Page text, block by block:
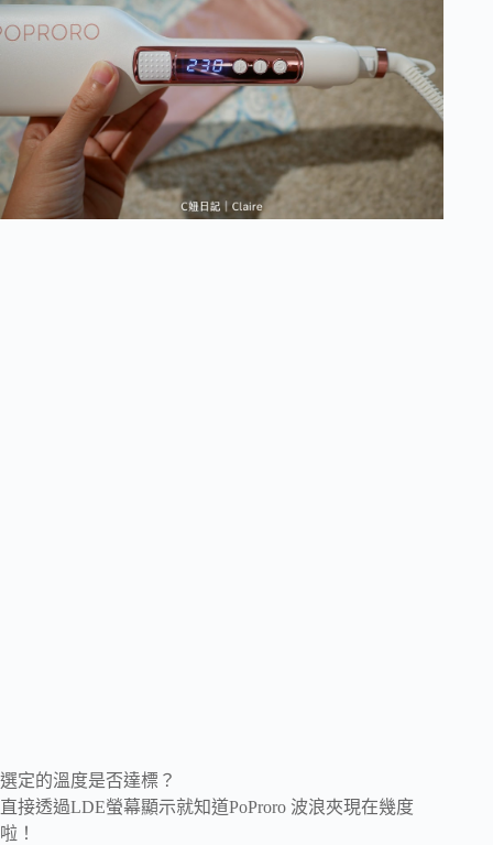
選定的溫度是否達標？
直接透過LDE螢幕顯示就知道PoProro 波浪夾現在幾度
啦！